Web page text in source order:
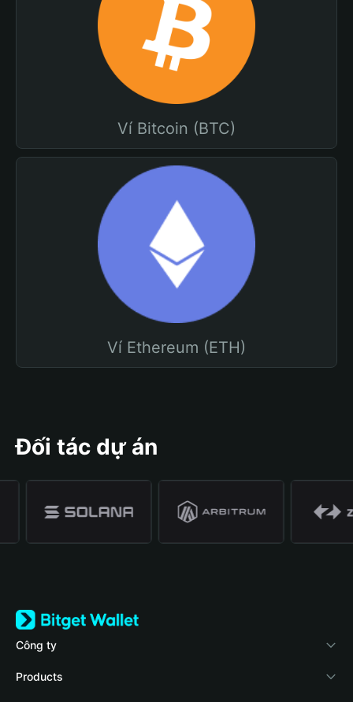
Ví Bitcoin (BTC)
Ví Ethereum (ETH)
Đối tác dự án
Công ty
Về Bitget Wallet
Products